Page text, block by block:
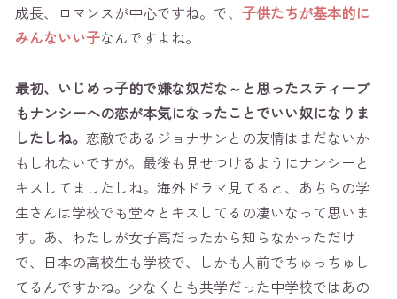
成長、ロマンスが中心ですね。で、 子供たちが基本的に
みんないい子なんですよね。
最初、いじめっ子的で嫌な奴だな～と思ったスティーブ
もナンシーへの恋が本気になったことでいい奴になりま
したしね。 恋敵であるジョナサンとの友情はまだないか
もしれないですが。最後も見せつけるようにナンシーと
キスしてましたしね。海外ドラマ見てると、あちらの学
生さんは学校でも堂々とキスしてるの凄いなって思いま
す。あ、わたしが女子高だったから知らなかっただけ
で、日本の高校生も学校で、しかも人前でちゅっちゅし
てるんですかね。少なくとも共学だった中学校ではあの